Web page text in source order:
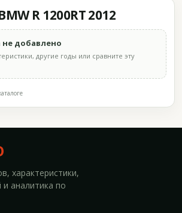
R 1200RT 2012
не добавлено
другие годы или сравните эту
характеристики,
аналитика по